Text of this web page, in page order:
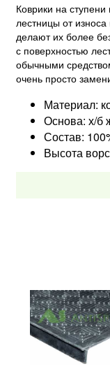
Коврики на
лестницы от
делают их более
с поверхностью
обычными
очень просто
Материал:
Основа: х/б
Состав:
Высота